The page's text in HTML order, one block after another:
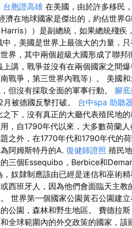
台胞證高雄 在美國，由於許多移民
濟在地球國家是傑出的，約佔世界
Harris））是副總統，如果總統殘疾
，美國是世界上最強大的力量，只
界，其中兩個超級大國形成了聯邦
上講，戰爭並沒有在兩個國家之間
南戰爭，第三世界內戰等）。 美國
但沒有採取全面的軍事行動。 腳
被德國反擊打破。 台中spa 助聽
下，沒有真正的大廳代表殖民地的
，自1790年代以來，大多數荷蘭
之外，在1770年代和1790年代的
阿姆斯特丹的A. 復健師證照 殖民
三個Essequibo，Berbice和
，奴隸制應該由已經是迷信和巫術
西班牙人，因為他們會面臨天主
世界第一個國家公園黃石公園建
公園，森林和野生地區。 費德拉
全球範圍內的外交政策的國家，